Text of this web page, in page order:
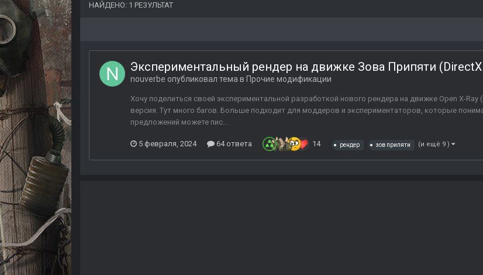
НАЙДЕНО: 1 РЕЗУЛЬТАТ
Экспериментальный рендер на движке Зова Припяти
nouverbe опубликовал тема в Прочие модификации
Хочу поделиться своей экспериментальной разработкой нового рендера на движке Open X-
версия. Тут много багов. Больше подходит для моддеров и экспериментаторов, которые
предложений можете пис...
5 февраля, 2024 64 ответа 14 рендер зов припяти (и ещё 9 )